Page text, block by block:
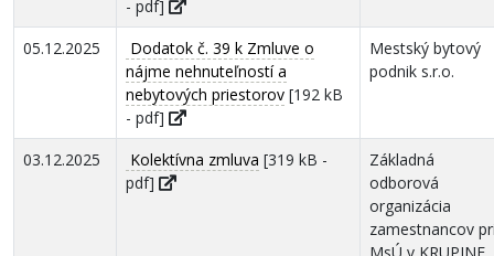
- pdf]
05.12.2025
Dodatok č. 39 k Zmluve o
nájme nehnuteľností a
nebytových priestorov [192 kB
- pdf]
Mestský bytový
podnik s.r.o.
03.12.2025 Kolektívna zmluva [319 kB -
pdf]
Základná
odborová
organizácia
zamestnancov